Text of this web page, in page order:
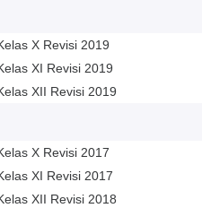
X Revisi 2019
XI Revisi 2019
XII Revisi 2019
X Revisi 2017
XI Revisi 2017
XII Revisi 2018